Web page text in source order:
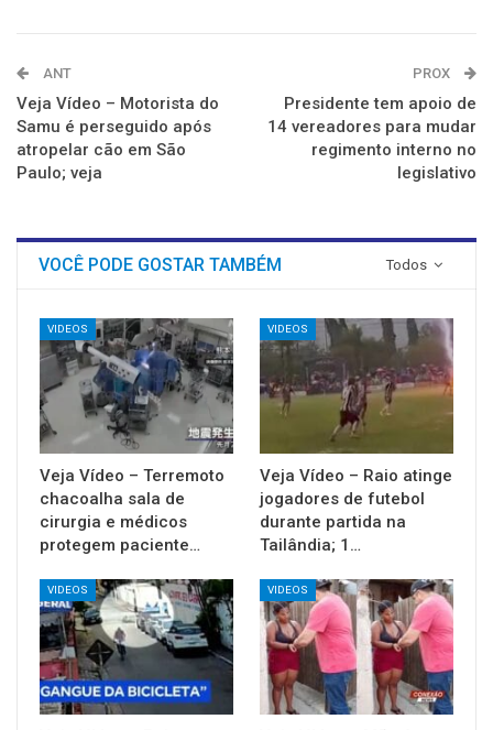
ANT
Veja Vídeo – Motorista do
Samu é perseguido após
atropelar cão em São
Paulo; veja
PROX
Presidente tem apoio de
14 vereadores para mudar
regimento interno no
legislativo
Todos
VOCÊ PODE GOSTAR TAMBÉM
VIDEOS
Veja Vídeo – Terremoto
chacoalha sala de
cirurgia e médicos
protegem paciente…
VIDEOS
Veja Vídeo – Raio atinge
jogadores de futebol
durante partida na
Tailândia; 1…
VIDEOS VIDEOS